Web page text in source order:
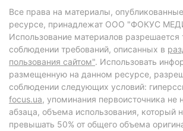
Все права на материалы,
ресурсе, принадлежат ООО "ФОКУС
Использование материалов разрешается
соблюдении требований, описанных в
пользования сайтом". Использовать
размещенную на данном ресурсе,
соблюдении следующих условий:
focus.ua, упоминания первоисточника не
абзаца, объема использования, который
превышать 50% от общего объема